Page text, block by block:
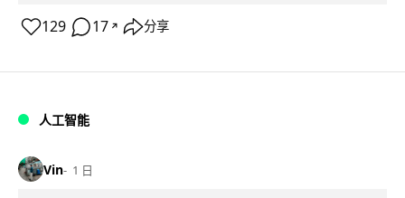
129 17 ↗ 分享
人工智能
Vin 1 日